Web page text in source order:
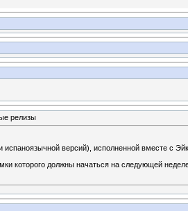
релизы
испаноязычной версий), исполненной вместе с
которого должны начаться на следующей